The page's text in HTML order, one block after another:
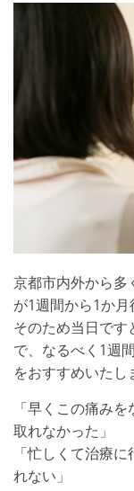
京都市内外から多
が1週間から1か月
そのため当日で
で、なるべく1週
をおすすめいたし
「早くこの痛み
取れなかった」
「忙しくて治療
れない」